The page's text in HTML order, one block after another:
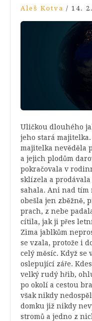
Aleš Kotva / 14.
Uličkou dlouhého
jeho stará majitelka.
majitelka nevěděla
a jejich plodům
pokračovala v
sklízela a
sahala. Ani nad tím
obešla jen zběžně,
prach, z nebe
cítila, jak ji přes
Zima jablkům
se vzala, protože i
celý měsíc. Když se
oslepující záře.
velký rudý hřib,
po okolí a cestou
však nikdy
domku již nikdy
stromů a jedno z